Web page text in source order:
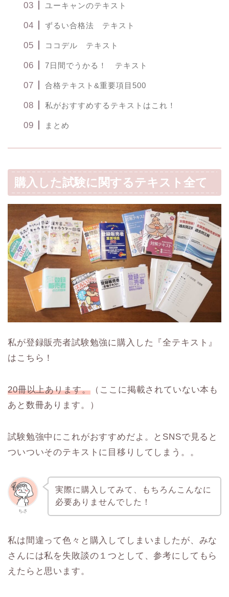
ユーキャンのテキスト
ずるい合格法 テキスト
ココデル テキスト
7日間でうかる！ テキスト
合格テキスト&重要項目500
私がおすすめするテキストはこれ！
まとめ
購入した試験に関するテキスト全て
私が登録販売者試験勉強に購入した『全テキスト』
はこちら！
20冊以上あります。 （ここに掲載されていない本も
あと数冊あります。）
試験勉強中にこれがおすすめだよ。とSNSで見ると
ついついそのテキストに目移りしてしまう。。
ちさ
実際に購入してみて、もちろんこんなに
必要ありませんでした！
私は間違って色々と購入してしまいましたが、みな
さんには私を失敗談の１つとして、参考にしてもら
えたらと思います。